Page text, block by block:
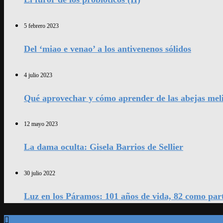
5 febrero 2023
Del ‘miao e venao’ a los antivenenos sólidos
4 julio 2023
Qué aprovechar y cómo aprender de las abejas
12 mayo 2023
La dama oculta: Gisela Barrios de Sellier
30 julio 2022
Luz en los Páramos: 101 años de vida, 82 como